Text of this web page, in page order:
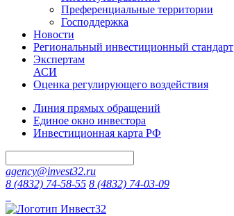
Преференциальные территории
Господдержка
Новости
Региональный инвестиционный стандарт
Экспертам
АСИ
Оценка регулирующего воздействия
Линия прямых обращений
Единое окно инвестора
Инвестиционная карта РФ
agency@invest32.ru
8 (4832) 74-58-55 8 (4832) 74-03-09